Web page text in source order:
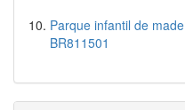
Parque infantil de
BR811501